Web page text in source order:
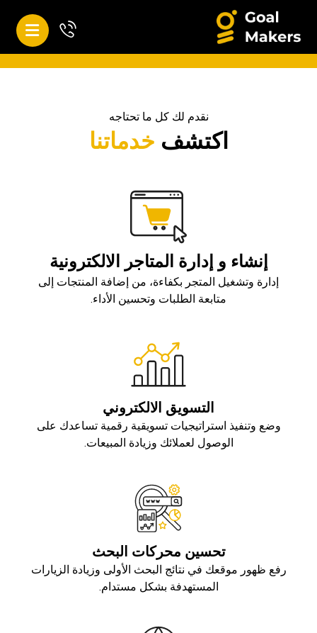
نقدم لك كل ما تحتاجه
اكتشف خدماتنا
إنشاء و إدارة المتاجر الالكترونية
إدارة وتشغيل المتجر بكفاءة، من إضافة المنتجات إلى
متابعة الطلبات وتحسين الأداء.
التسويق الالكتروني
وضع وتنفيذ استراتيجيات تسويقية رقمية تساعدك على
الوصول لعملائك وزيادة المبيعات.
تحسين محركات البحث
رفع ظهور موقعك في نتائج البحث الأولى وزيادة الزيارات
المستهدفة بشكل مستدام.